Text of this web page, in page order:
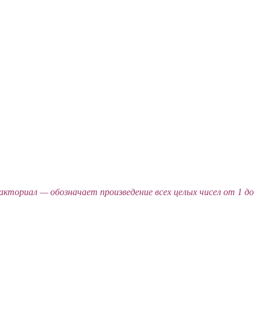
— обозначает произведение всех целых чисел от 1 до